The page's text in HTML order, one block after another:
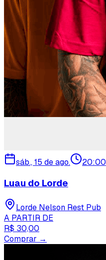
sáb., 15 de ago. 20:00
Luau do Lorde
Lorde Nelson Rest Pub
A PARTIR DE
R$ 30,00
Comprar →